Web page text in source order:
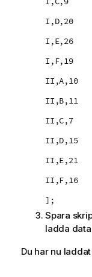
I,D,20
I,E,26
I,F,19
II,A,10
II,B,11
II,C,7
II,D,15
II,E,21
II,F,16
];
Spara
ladda
Du har nu